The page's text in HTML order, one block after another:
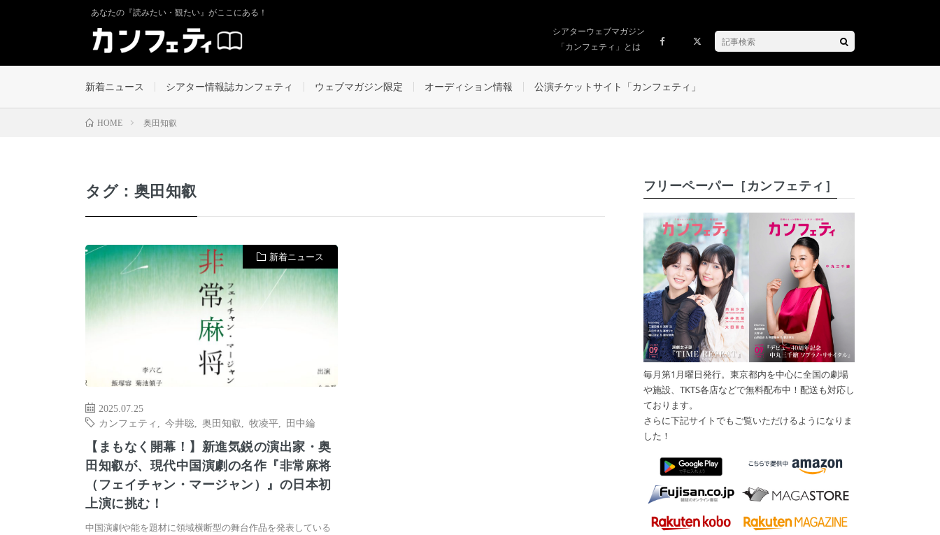
あなたの『読みたい・観たい』がここにある！
シアターウェブマガジン
「カンフェティ」とは
新着ニュース シアター情報誌カンフェティ ウェブマガジン限定 オーディション情報 公演チケットサイト「カンフェティ」
HOME 奥⽥知叡
タグ：奥⽥知叡
新着ニュース
2025.07.25
カンフェティ
今井聡 奥⽥知叡 牧凌平 ⽥中綸
【まもなく開幕！】新進気鋭の演出家・奥
田知叡が、現代中国演劇の名作『非常麻将
（フェイチャン・マージャン）』の日本初
上演に挑む！
中国演劇や能を題材に領域横断型の舞台作品を発表している
フリーペーパー［カンフェティ］
毎月第1月曜日発行。東京都内を中心に全国の劇場
や施設、TKTS各店などで無料配布中！配送も対応し
ております。
さらに下記サイトでもご覧いただけるようになりま
した！